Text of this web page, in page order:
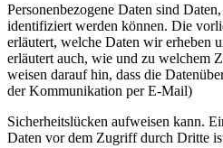
Personenbezogene Daten sind
identifiziert werden können. Die
erläutert, welche Daten wir erheben
erläutert auch, wie und zu welchem
weisen darauf hin, dass die
der Kommunikation per E-Mail)
Sicherheitslücken aufweisen kann.
Daten vor dem Zugriff durch Dritte